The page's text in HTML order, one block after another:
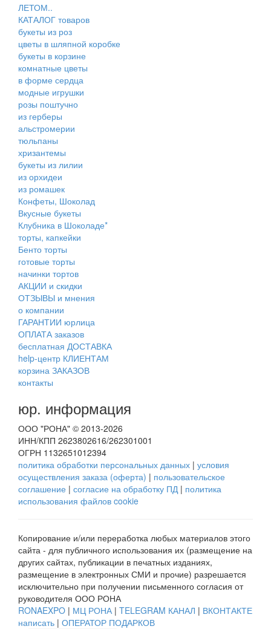
ЛЕТОМ..
КАТАЛОГ товаров
букеты из роз
цветы в шляпной коробке
букеты в корзине
комнатные цветы
в форме сердца
модные игрушки
розы поштучно
из герберы
альстромерии
тюльпаны
хризантемы
букеты из лилии
из орхидеи
из ромашек
Конфеты, Шоколад
Вкусные букеты
Клубника в Шоколаде*
торты, капкейки
Бенто торты
готовые торты
начинки тортов
АКЦИИ и скидки
ОТЗЫВЫ и мнения
о компании
ГАРАНТИИ юрлица
ОПЛАТА заказов
бесплатная ДОСТАВКА
help-центр КЛИЕНТАМ
корзина ЗАКАЗОВ
контакты
юр. информация
ООО "РОНА" © 2013-2026
ИНН/КПП 2623802616/262301001
ОГРН 1132651012394
политика обработки персональных данных | условия
осуществления заказа (оферта) | пользовательское
соглашение | согласие на обработку ПД | политика
использования файлов cookie
Копирование и/или переработка любых материалов этого
сайта - для публичного использования их (размещение на
других сайтах, публикации в печатных изданиях,
размещение в электронных СМИ и прочие) разрешается
исключительно при получении письменного согласия от
руководителя ООО РОНА
RONAEXPO | МЦ РОНА | TELEGRAM КАНАЛ | ВКОНТАКТЕ
написать | ОПЕРАТОР ПОДАРКОВ